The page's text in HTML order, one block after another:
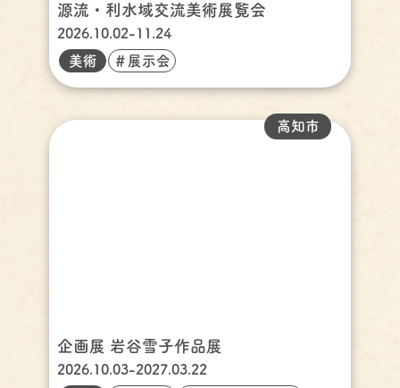
源流・利水域交流美術展覧会
2026.10.02-11.24
美術
＃展示会
企画展 岩谷雪子作品展
高知市
2026.10.03-2027.03.22